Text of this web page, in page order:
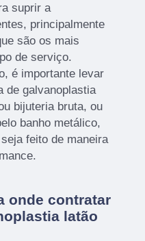
suprir a
principalmente
são os mais
de serviço.
é importante levar
de galvanoplastia
bijuteria bruta, ou
banho metálico,
feito de maneira
onde contratar
latão